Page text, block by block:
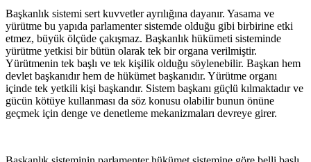
Başkanlık sistemi sert kuvvetler ayrılığına dayanır. Yasama ve
yürütme bu yapıda parlamenter sistemde olduğu gibi birbirine etki
etmez, büyük ölçüde çakışmaz. Başkanlık hükümeti sisteminde
yürütme yetkisi bir bütün olarak tek bir organa verilmiştir.
Yürütmenin tek başlı ve tek kişilik olduğu söylenebilir. Başkan hem
devlet başkanıdır hem de hükümet başkanıdır. Yürütme organı
içinde tek yetkili kişi başkandır. Sistem başkanı güçlü kılmaktadır ve
gücün kötüye kullanması da söz konusu olabilir bunun önüne
geçmek için denge ve denetleme mekanizmaları devreye girer.